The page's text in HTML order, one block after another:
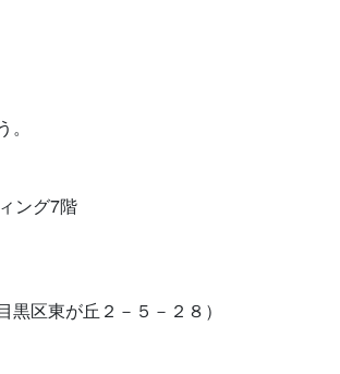
ング7階
区東が丘２－５－２８）